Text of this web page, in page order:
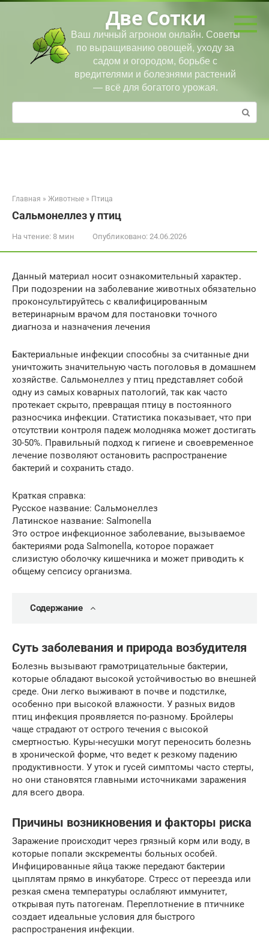
Перейти
Две Сотки
Ваш личный агроном онлайн. Советы
по выращиванию овощей, уходу за
садом и огородом, борьбе с
вредителями и болезнями растений
— всё для богатого урожая.
Поиск:
Главная » Животные » Птица
Сальмонеллез у птиц
На чтение: 8 мин Опубликовано: 24.06.2026
Данный материал носит ознакомительный характер․
При подозрении на заболевание животных обязательно
проконсультируйтесь с квалифицированным
ветеринарным врачом для постановки точного
диагноза и назначения лечения
Бактериальные инфекции способны за считанные дни
уничтожить значительную часть поголовья в домашнем
хозяйстве. Сальмонеллез у птиц представляет собой
одну из самых коварных патологий, так как часто
протекает скрыто, превращая птицу в постоянного
разносчика инфекции. Статистика показывает, что при
отсутствии контроля падеж молодняка может достигать
30-50%. Правильный подход к гигиене и своевременное
лечение позволяют остановить распространение
бактерий и сохранить стадо.
Краткая справка:
Русское название: Сальмонеллез
Латинское название: Salmonella
Это острое инфекционное заболевание, вызываемое
бактериями рода Salmonella, которое поражает
слизистую оболочку кишечника и может приводить к
общему сепсису организма.
Содержание
Суть заболевания и природа возбудителя
Болезнь вызывают грамотрицательные бактерии,
которые обладают высокой устойчивостью во внешней
среде. Они легко выживают в почве и подстилке,
особенно при высокой влажности. У разных видов
птиц инфекция проявляется по-разному. Бройлеры
чаще страдают от острого течения с высокой
смертностью. Куры-несушки могут переносить болезнь
в хронической форме, что ведет к резкому падению
продуктивности. У уток и гусей симптомы часто стерты,
но они становятся главными источниками заражения
для всего двора.
Причины возникновения и факторы риска
Заражение происходит через грязный корм или воду, в
которые попали экскременты больных особей.
Инфицированные яйца также передают бактерии
цыплятам прямо в инкубаторе. Стресс от переезда или
резкая смена температуры ослабляют иммунитет,
открывая путь патогенам. Переплотнение в птичнике
создает идеальные условия для быстрого
распространения инфекции.